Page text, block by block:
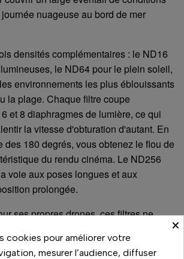
nuageuse au bord de mer
densités complémentaires : le ND16
le ND64 pour le plein soleil,
environnements les plus éblouissants
la plage. Chaque filtre coupe
et 8 diaphragmes de lumière, ce qui
la vitesse d'obturation d'autant. En
des 180 degrés, vous obtenez le flou de
du rendu cinéma. Le ND256
voie aux poses longues et aux
prolongée.
ses propres drones, ces filtres ne
officielle DJI est étudiée pour
×
cookies pour améliorer votre
mesurer l’audience, diffuser